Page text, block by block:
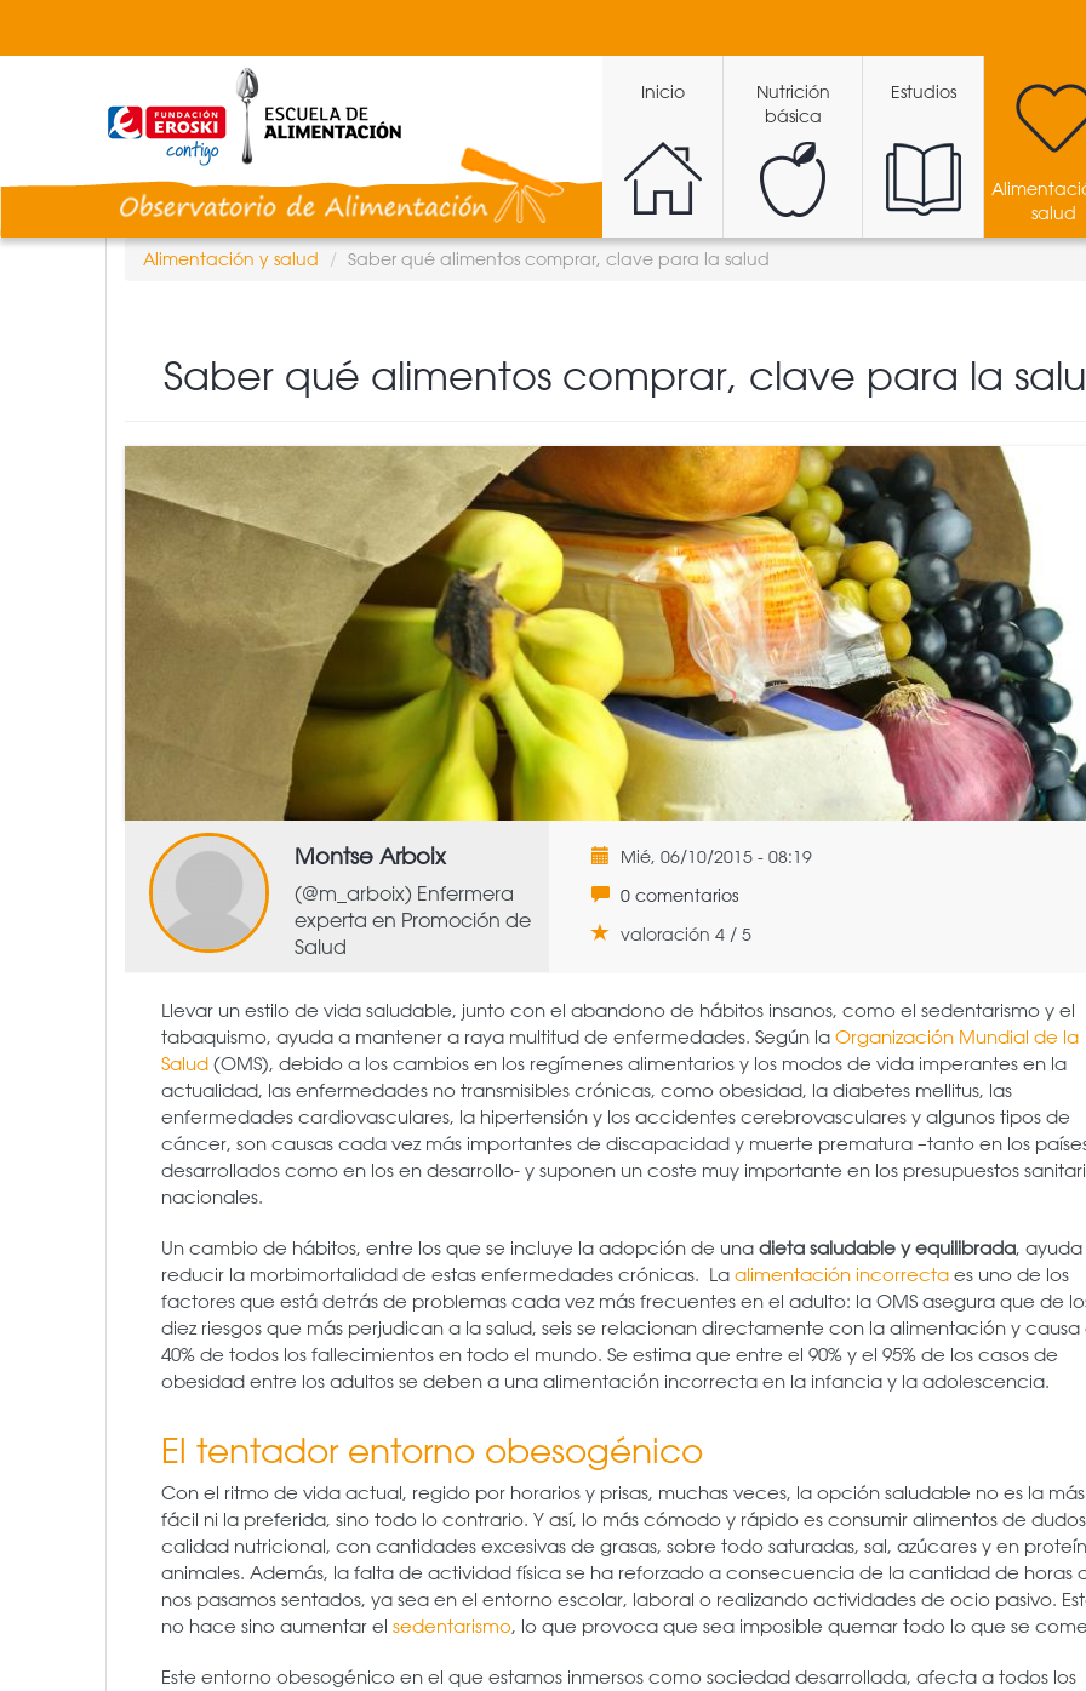
contenido
Inicio
Nutrición
básica
Estudios
salud
Alimentación y salud Saber qué alimentos comprar, clave para la salud
Saber qué alimentos comprar, clave para la
Montse Arboix
(@m_arboix) Enfermera
experta en Promoción de
Salud
Mié, 06/10/2015 - 08:19
0 comentarios
valoración 4 / 5
Llevar un estilo de vida saludable, junto con el abandono de hábitos insanos, como el sedentarismo y el
tabaquismo, ayuda a mantener a raya multitud de enfermedades. Según la Organización Mundial de la
Salud (OMS), debido a los cambios en los regímenes alimentarios y los modos de vida imperantes en la
actualidad, las enfermedades no transmisibles crónicas, como obesidad, la diabetes mellitus, las
enfermedades cardiovasculares, la hipertensión y los accidentes cerebrovasculares y algunos tipos de
cáncer, son causas cada vez más importantes de discapacidad y muerte prematura –tanto en los
desarrollados como en los en desarrollo- y suponen un coste muy importante en los presupuestos
nacionales.
Un cambio de hábitos, entre los que se incluye la adopción de una dieta saludable y equilibrada,
reducir la morbimortalidad de estas enfermedades crónicas. La alimentación incorrecta es uno de los
factores que está detrás de problemas cada vez más frecuentes en el adulto: la OMS asegura que de
diez riesgos que más perjudican a la salud, seis se relacionan directamente con la alimentación y causa
40% de todos los fallecimientos en todo el mundo. Se estima que entre el 90% y el 95% de los casos de
obesidad entre los adultos se deben a una alimentación incorrecta en la infancia y la adolescencia.
El tentador entorno obesogénico
Con el ritmo de vida actual, regido por horarios y prisas, muchas veces, la opción saludable no es la más
fácil ni la preferida, sino todo lo contrario. Y así, lo más cómodo y rápido es consumir alimentos de
calidad nutricional, con cantidades excesivas de grasas, sobre todo saturadas, sal, azúcares y en
animales. Además, la falta de actividad física se ha reforzado a consecuencia de la cantidad de horas
nos pasamos sentados, ya sea en el entorno escolar, laboral o realizando actividades de ocio pasivo.
no hace sino aumentar el sedentarismo, lo que provoca que sea imposible quemar todo lo que se
Este entorno obesogénico en el que estamos inmersos como sociedad desarrollada, afecta a todos los